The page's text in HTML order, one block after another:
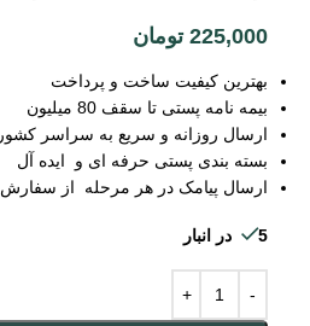
225,000 تومان
بهترین کیفیت ساخت و پرداخت
بیمه نامه پستی تا سقف 80 میلیون
ارسال روزانه و سریع به سراسر کشور
بسته بندی پستی حرفه ای و ایده آل
ارسال پیامک در هر مرحله از سفارش
5 در انبار